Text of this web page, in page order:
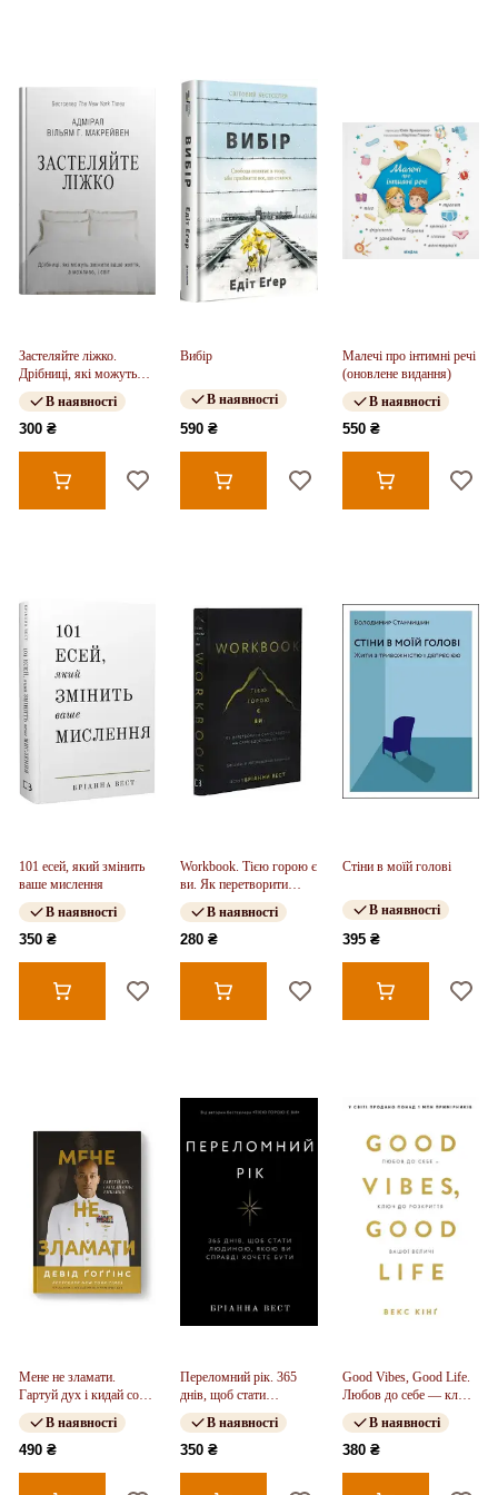
Застеляйте ліжко.
Дрібниці, які можуть
змінити ваше життя... і,
можливо, світ
В наявності
300 ₴
Вибір
В наявності
590 ₴
Малечі про інтимні речі
(оновлене видання)
В наявності
550 ₴
101 есей, який змінить
ваше мислення
В наявності
350 ₴
Workbook. Тією горою є
ви. Як перетворити
самосаботаж на
самовдосконалення
В наявності
280 ₴
Стіни в моїй голові
В наявності
395 ₴
Мене не зламати.
Гартуй дух і кидай собі
виклики
В наявності
490 ₴
Переломний рік. 365
днів, щоб стати
людиною, якою ви
справді хочете бути
В наявності
350 ₴
Good Vibes, Good Life.
Любов до себе — ключ
до розкриття вашої
величіВ наявності
380 ₴